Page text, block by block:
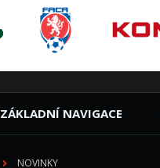
ZÁKLADNÍ NAVIGACE
NOVINKY